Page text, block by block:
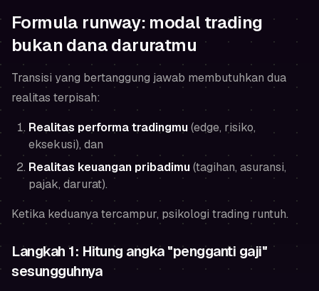
Formula runway: modal trading
bukan dana daruratmu
Transisi yang bertanggung jawab membutuhkan dua
realitas terpisah:
Realitas performa tradingmu(edge, risiko,
eksekusi), dan
Realitas keuangan pribadimu(tagihan, asuransi,
pajak, darurat).
Ketika keduanya tercampur, psikologi trading runtuh.
Langkah 1: Hitung angka "pengganti gaji"
sesungguhnya